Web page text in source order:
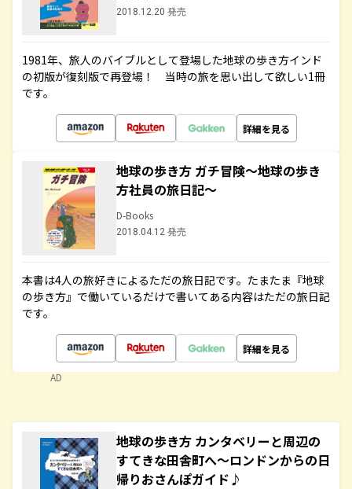
2018.12.20 発売
1981年、旅人のバイブルとして登場した地球の歩き方インド
の初版が復刻版で再登場！ 当時の旅を思い出して欲しい1冊
です。
詳細を見る
地球の歩き方 ガチ冒険～地球の歩き
方社員の旅日記～
D-Books
2018.04.12 発売
本書は4人の旅好きによるただの旅日記です。たまたま『地球
の歩き方』で働いているだけで書いてある内容はただの旅日記
です。
詳細を見る
AD
地球の歩き方 カンタベリーと周辺の
すてきな田舎町へ～ロンドンからの日
帰りおさんぽガイド♪